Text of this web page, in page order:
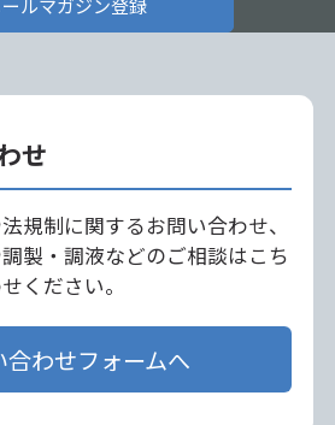
ールマガジン登録
せ
規制に関するお問い合わせ、
製・調液などのご相談はこち
ください。
合わせフォームへ